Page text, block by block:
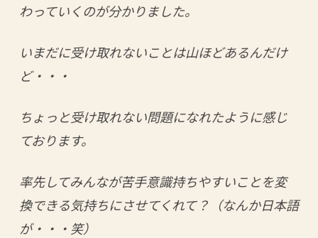
わっていくのが分かりました。
いまだに受け取れないことは山ほどあるんだけ
ど・・・
ちょっと受け取れない問題になれたように感じ
ております。
率先してみんなが苦手意識持ちやすいことを変
換できる気持ちにさせてくれて？（なんか日本語
が・・・笑）